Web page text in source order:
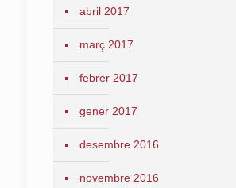
abril 2017
març 2017
febrer 2017
gener 2017
desembre 2016
novembre 2016